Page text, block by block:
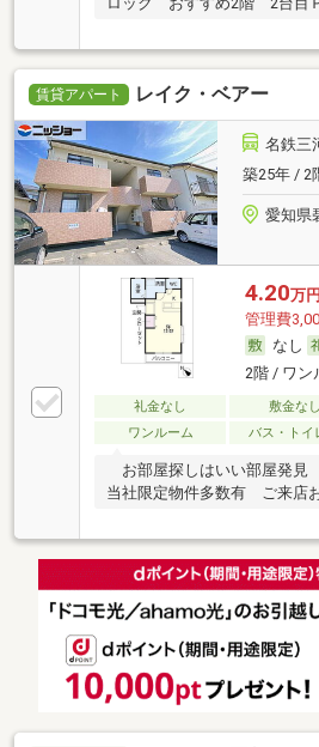
賃貸アパート レイク・ベアー
名鉄三
築25年 / 2
愛知県
4.20万円
管理費
なし
2階 / ワン
礼金なし 敷金なし
ワンルーム
バス・トイ
お部屋探しはいい部屋発
当社限定物件多数有 ご来